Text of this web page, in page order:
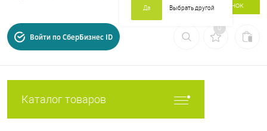
Да Выбрать другой
Заказать звонок
Войти по СберБизнес ID
0
Каталог товаров